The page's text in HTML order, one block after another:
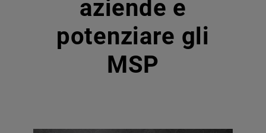
aziende e
potenziare gli
MSP